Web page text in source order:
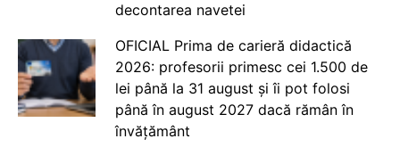
decontarea navetei
OFICIAL Prima de carieră didactică
2026: profesorii primesc cei 1.500 de
lei până la 31 august și îi pot folosi
până în august 2027 dacă rămân în
învățământ